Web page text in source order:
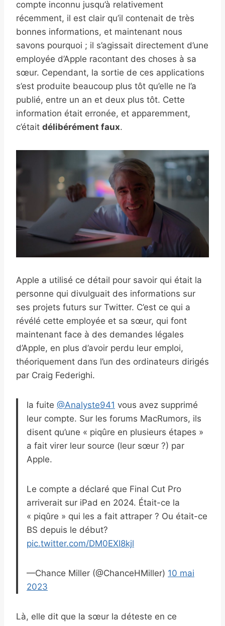
compte inconnu jusqu’à relativement
récemment, il est clair qu’il contenait de très
bonnes informations, et maintenant nous
savons pourquoi ; il s’agissait directement d’une
employée d’Apple racontant des choses à sa
sœur. Cependant, la sortie de ces applications
s’est produite beaucoup plus tôt qu’elle ne l’a
publié, entre un an et deux plus tôt. Cette
information était erronée, et apparemment,
c’était délibérément faux.
Apple a utilisé ce détail pour savoir qui était la
personne qui divulguait des informations sur
ses projets futurs sur Twitter. C’est ce qui a
révélé cette employée et sa sœur, qui font
maintenant face à des demandes légales
d’Apple, en plus d’avoir perdu leur emploi,
théoriquement dans l’un des ordinateurs dirigés
par Craig Federighi.
la fuite @Analyste941 vous avez supprimé
leur compte. Sur les forums MacRumors, ils
disent qu’une « piqûre en plusieurs étapes »
a fait virer leur source (leur sœur ?) par
Apple.
Le compte a déclaré que Final Cut Pro
arriverait sur iPad en 2024. Était-ce la
« piqûre » qui les a fait attraper ? Ou était-ce
BS depuis le début?
pic.twitter.com/DM0EXI8kjl
—Chance Miller (@ChanceHMiller) 10 mai
2023
Là, elle dit que la sœur la déteste en ce